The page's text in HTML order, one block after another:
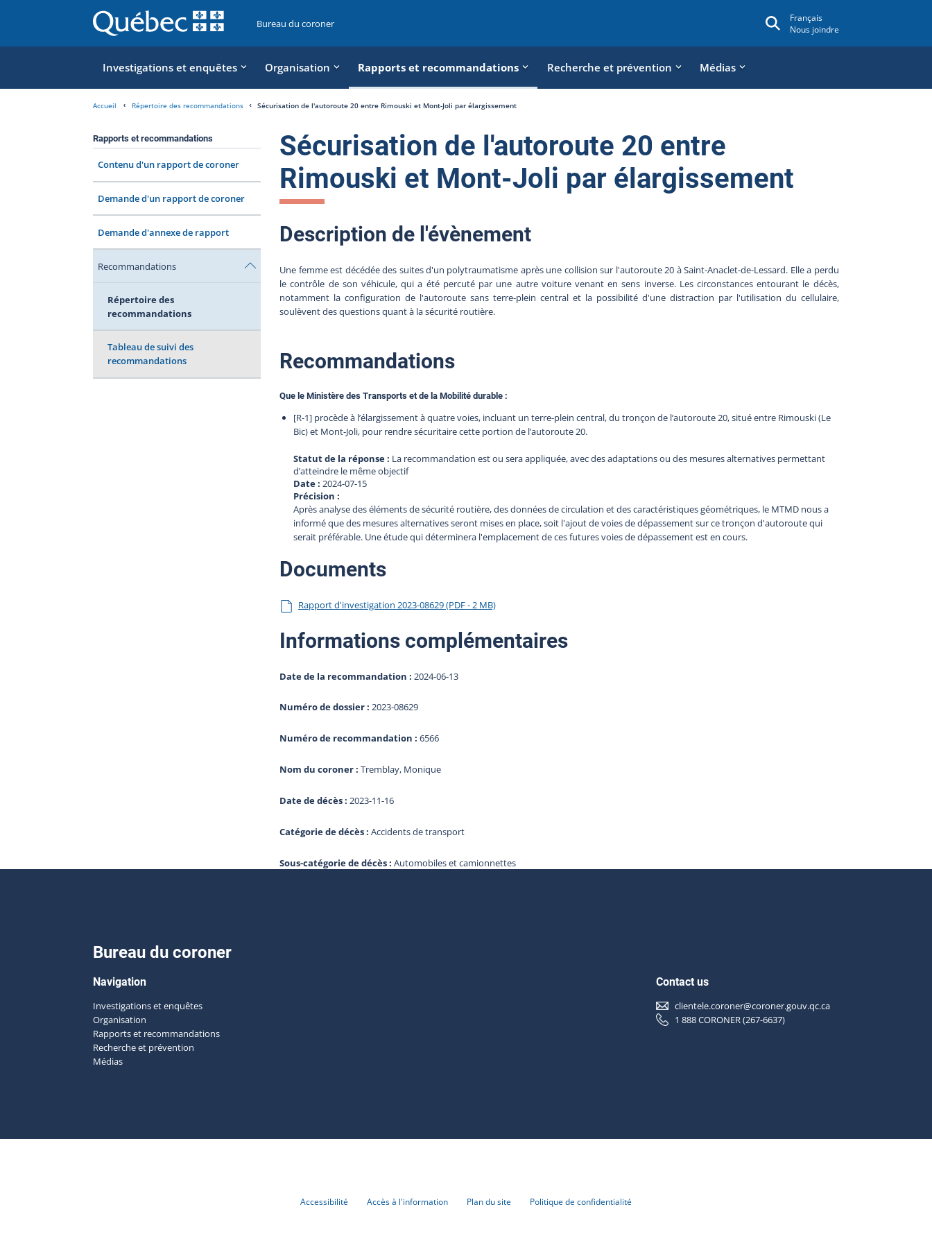
Bureau du coroner
Français
Nous joindre
Investigations et enquêtes Organisation Rapports et recommandations Recherche et prévention Médias
Accueil Répertoire des recommandations Sécurisation de l'autoroute 20 entre Rimouski et Mont-Joli par élargissement
Rapports et recommandations
Contenu d'un rapport de coroner
Demande d'un rapport de coroner
Demande d'annexe de rapport
Recommandations
Répertoire des
recommandations
Tableau de suivi des
recommandations
Sécurisation de l'autoroute 20 entre
Rimouski et Mont-Joli par élargissement
Description de l'évènement
Une femme est décédée des suites d'un polytraumatisme après une collision sur l'autoroute 20 à Saint-Anaclet-de-Lessard. Elle a perdu
le contrôle de son véhicule, qui a été percuté par une autre voiture venant en sens inverse. Les circonstances entourant le décès,
notamment la configuration de l'autoroute sans terre-plein central et la possibilité d'une distraction par l'utilisation du cellulaire,
soulèvent des questions quant à la sécurité routière.
Recommandations
Que le Ministère des Transports et de la Mobilité durable :
[R-1] procède à l’élargissement à quatre voies, incluant un terre-plein central, du tronçon de l’autoroute 20, situé entre Rimouski (Le
Bic) et Mont-Joli, pour rendre sécuritaire cette portion de l’autoroute 20.
Statut de la réponse : La recommandation est ou sera appliquée, avec des adaptations ou des mesures alternatives permettant
d’atteindre le même objectif
Date :2024-07-15
Précision :
Après analyse des éléments de sécurité routière, des données de circulation et des caractéristiques géométriques, le MTMD nous a
informé que des mesures alternatives seront mises en place, soit l'ajout de voies de dépassement sur ce tronçon d'autoroute qui
serait préférable. Une étude qui déterminera l'emplacement de ces futures voies de dépassement est en cours.
Documents
Rapport d'investigation 2023-08629 (PDF - 2 MB)
Informations complémentaires
Date de la recommandation : 2024-06-13
Numéro de dossier :2023-08629
Numéro de recommandation :6566
Nom du coroner :Tremblay, Monique
Date de décès :2023-11-16
Catégorie de décès :Accidents de transport
Sous-catégorie de décès :Automobiles et camionnettes
Bureau du coroner
Navigation
Investigations et enquêtes
Organisation
Rapports et recommandations
Recherche et prévention
Médias
Contact us
clientele.coroner@coroner.gouv.qc.ca
1 888 CORONER (267-6637)
Accessibilité Accès à l'information Plan du site Politique de confidentialité